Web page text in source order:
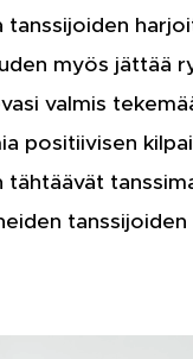
tanssijoiden
myös jättää
valmis
positiivisen
tanssijoiden